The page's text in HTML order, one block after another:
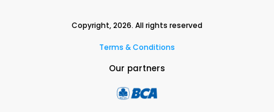
Copyright,2026. All rights reserved
Terms & Conditions
Our partners